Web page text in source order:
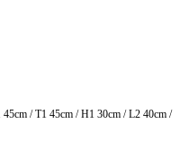
/ T1 45cm / H1 30cm / L2 40cm /